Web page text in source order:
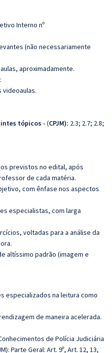
Interno nº
(não necessariamente
aproximadamente.
videoaulas.
tópicos - (CPJM): 2.3; 2.7; 2.8;
previstos no edital, após
de cada matéria.
com ênfase nos aspectos
especialistas, com larga
voltadas para a análise da
altíssimo padrão (imagem e
especializados na leitura como
de maneira acelerada.
de Polícia Judiciária
Parte Geral: Art. 9º, Art. 12, 13,